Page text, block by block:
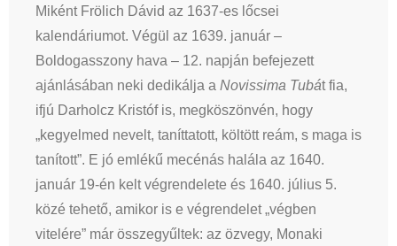
Miként Frölich Dávid az 1637-es lőcsei
kalendáriumot. Végül az 1639. január –
Boldogasszony hava – 12. napján befejezett
ajánlásában neki dedikálja a Novissima Tubát fia,
ifjú Darholcz Kristóf is, megköszönvén, hogy
„kegyelmed nevelt, taníttatott, költött reám, s maga is
tanított”. E jó emlékű mecénás halála az 1640.
január 19-én kelt végrendelete és 1640. július 5.
közé tehető, amikor is e végrendelet „végben
vitelére” már összegyűltek: az özvegy, Monaki